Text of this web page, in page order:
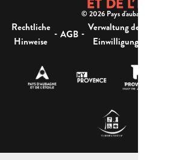
© 2026 Pays d'aubagne et de l'étoile -
Rechtliche
Hinweise
- AGB - Verwaltung der
Einwilligung